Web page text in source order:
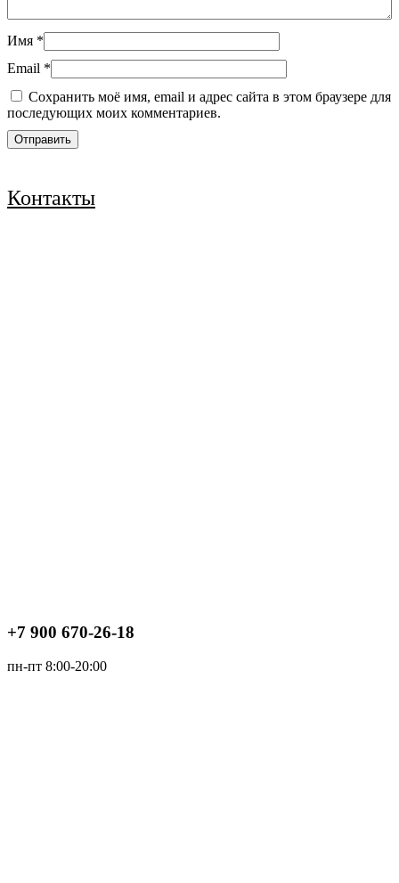
Имя *
Email *
Сохранить моё имя, email и адрес сайта в этом браузере для
последующих моих комментариев.
Контакты
+7 900 670-26-18
пн-пт 8:00-20:00